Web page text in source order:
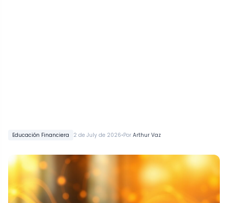
Educación Financiera 2 de July de 2026•Por Arthur Vaz